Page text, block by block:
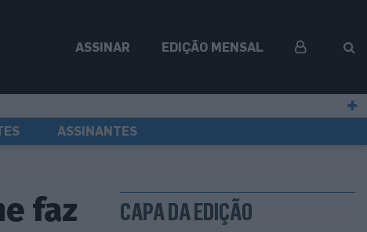
ASSINAR EDIÇÃO MENSAL
ASSINANTES
faz
CAPA DA EDIÇÃO